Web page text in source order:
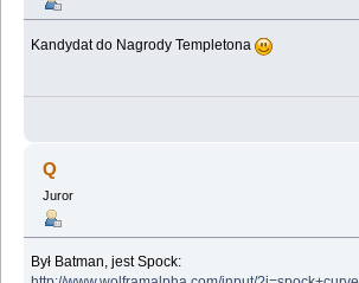
Kandydat do Nagrody Templetona
Q
Juror
Był Batman, jest Spock: